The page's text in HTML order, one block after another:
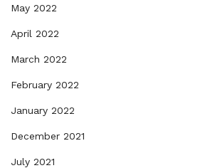
May 2022
April 2022
March 2022
February 2022
January 2022
December 2021
July 2021